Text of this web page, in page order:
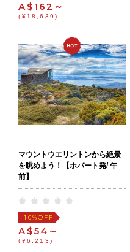
A$162～
(¥18,639)
マウントウエリントンから絶景
を眺めよう！【ホバート発/ 午
前】
10%OFF
A$54～
(¥6,213)